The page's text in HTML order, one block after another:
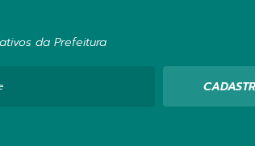
da Prefeitura